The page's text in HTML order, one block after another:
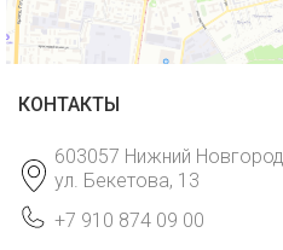
КОНТАКТЫ
603057 Нижний Новгород
ул. Бекетова, 13
+7 910 874 09 00